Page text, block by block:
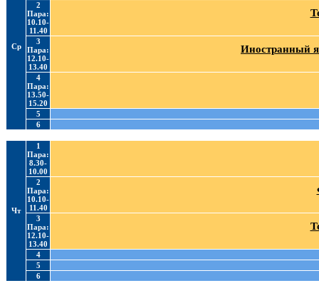
Ср
2
Пара:
10.10-
11.40
3
Пара:
12.10-
13.40
Иностранный
4
Пара:
13.50-
15.20
5
6
Чт
1
Пара:
8.30-
10.00
2
Пара:
10.10-
11.40
3
Пара:
12.10-
13.40
4
5
6